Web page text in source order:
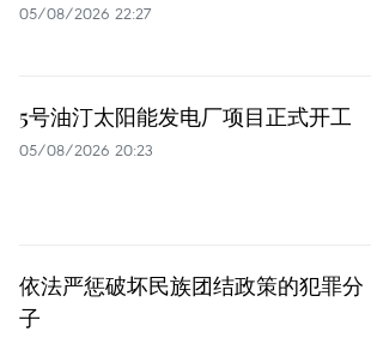
05/08/2026 22:27
5号油汀太阳能发电厂项目正式开工
05/08/2026 20:23
依法严惩破坏民族团结政策的犯罪分
子